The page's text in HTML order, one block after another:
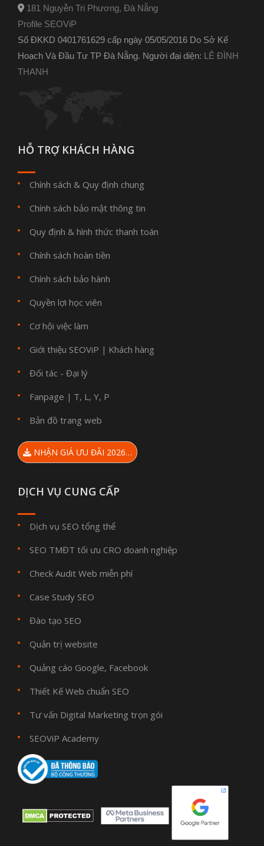
181 Nguyễn Tri Phương, Đà Nẵng
Profile SEOViP
Số ĐKKD 0401761629 cấp ngày 05/05/2016 Do Sở Kế
Hoạch Và Đầu Tư TP Đà Nẵng. Người đại diện: LÊ ĐÌNH
THANH
HỖ TRỢ KHÁCH HÀNG
Chính sách & Quy định chung
Chính sách bảo mật thông tin
Quy định & hình thức thanh toán
Chính sách hoàn tiền
Chính sách bảo hành
Quyền lợi học viên
Cơ hội việc làm
Giới thiệu SEOViP | Khách hàng
Đối tác - Đại lý
Fanpage | T, L , Y, P
Bản đồ trang web
NHẬN GIÁ ƯU ĐÃI 2026…
DỊCH VỤ CUNG CẤP
Dịch vụ SEO tổng thể
SEO TMĐT tối ưu CRO doanh nghiệp
Check Audit Web miễn phí
Case Study SEO
Đào tạo SEO
Quản trị website
Quảng cáo Google, Facebook
Thiết Kế Web chuẩn SEO
Tư vấn Digital Marketing trọn gói
SEOViP Academy